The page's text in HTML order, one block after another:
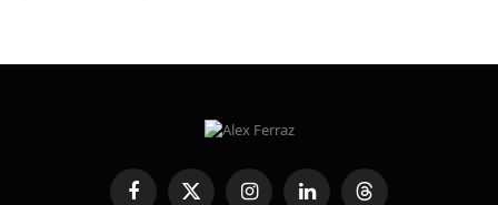
FacebookX InstagramLinkedInThreads